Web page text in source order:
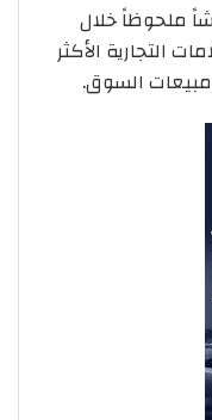
ملحوظاً خلال
التجارية الأكثر
السوق.